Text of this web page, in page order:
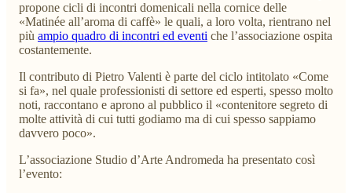
propone cicli di incontri domenicali nella cornice delle
«Matinée all’aroma di caffè» le quali, a loro volta, rientrano nel
più ampio quadro di incontri ed eventi che l’associazione ospita
costantemente.
Il contributo di Pietro Valenti è parte del ciclo intitolato «Come
si fa», nel quale professionisti di settore ed esperti, spesso molto
noti, raccontano e aprono al pubblico il «contenitore segreto di
molte attività di cui tutti godiamo ma di cui spesso sappiamo
davvero poco».
L’associazione Studio d’Arte Andromeda ha presentato così
l’evento: